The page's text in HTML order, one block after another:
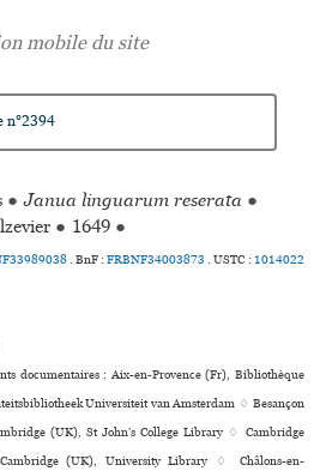
n°2394
● Janua linguarum reserata ●
● 1649 ●
. BnF :FRBNF34003873 .USTC : 1014022
documentaires : Aix-en-Provence (Fr), Bibliothèque
Universiteit van Amsterdam ♢ Besançon
(UK), St John’s College Library ♢ Cambridge
(UK), University Library ♢ Châlons-en-